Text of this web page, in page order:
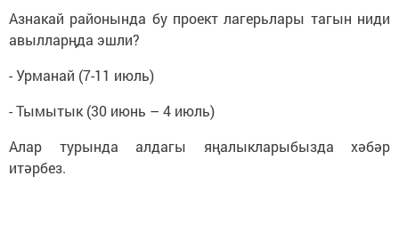
Азнакай районында бу проект лагерьлары тагын ниди
авылларңда эшли?
- Урманай (7-11 июль)
- Тымытык (30 июнь – 4 июль)
Алар турында алдагы яңалыкларыбызда хәбәр
итәрбез.